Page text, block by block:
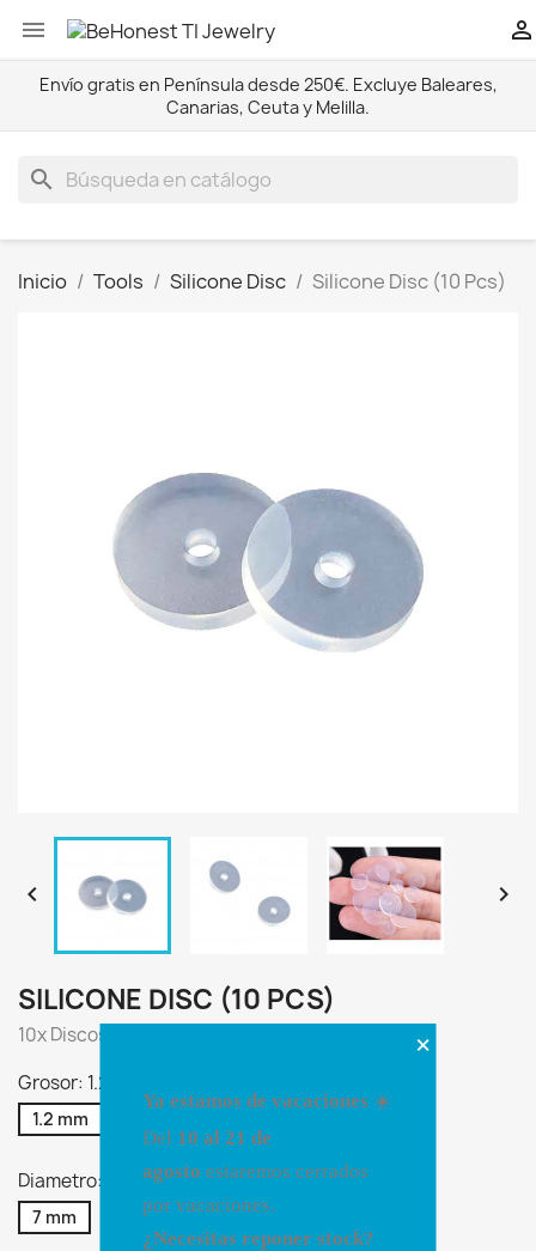
 
Envío gratis en Península desde 250€. Excluye Baleares,
Canarias, Ceuta y Melilla.
search
Inicio Tools Silicone Disc Silicone Disc (10 Pcs)
 
SILICONE DISC (10 PCS)
10x Discos de silicona
Grosor: 1.2 mm
1.2 mm
Diametro: 7 mm
7 mm
×
Ya estamos de vacaciones ☀️
Del 10 al 21 de
agosto estaremos cerrados
por vacaciones.
¿Necesitas reponer stock?